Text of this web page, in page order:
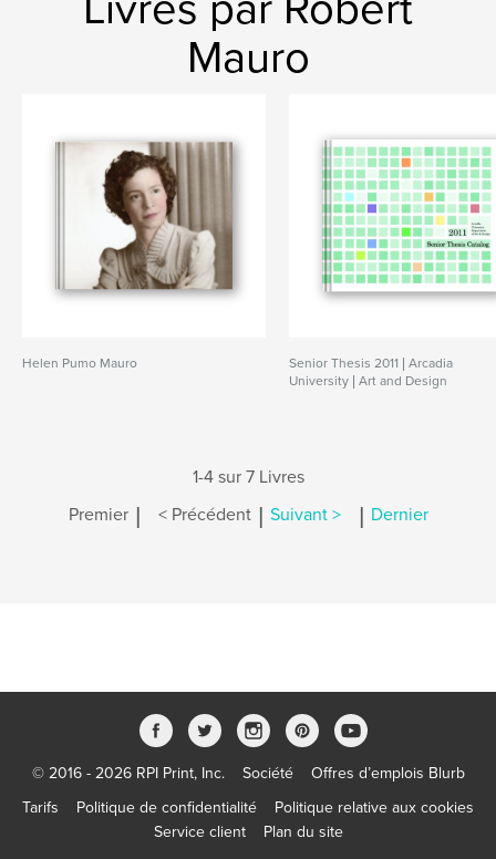
Mauro
Helen Pumo Mauro
Senior Thesis 2011 | Arcadia
University | Art and Design
1-4 sur 7 Livres
Premier | < Précédent | Suivant > | Dernier
© 2016 - 2026 RPI Print, Inc. Société
Offres d’emplois Blurb
Tarifs
Politique de confidentialité
Politique relative aux cookies
Service client
Plan du site